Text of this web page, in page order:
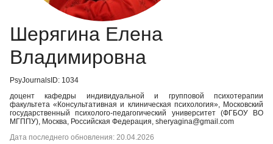
Шерягина Елена
Владимировна
PsyJournalsID: 1034
доцент кафедры индивидуальной и групповой психотерапии
факультета «Консультативная и клиническая психология», Московский
государственный психолого-педагогический университет (ФГБОУ ВО
МГППУ), Москва, Российская Федерация, sheryagina@gmail.com
Дата последнего обновления: 20.04.2026